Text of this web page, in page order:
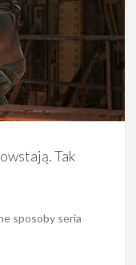
Tak
sposoby seria